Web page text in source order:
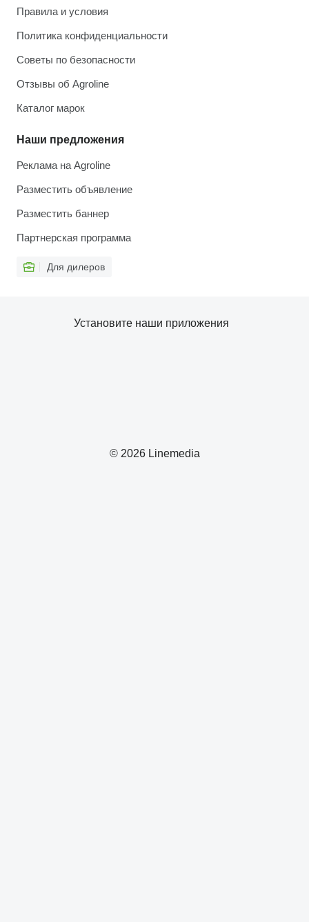
Правила и условия
Политика конфиденциальности
Советы по безопасности
Отзывы об Agroline
Каталог марок
Наши предложения
Реклама на Agroline
Разместить объявление
Разместить баннер
Партнерская программа
Для дилеров
© 2026 Linemedia
Установите наши приложения